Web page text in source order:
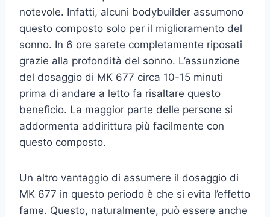
notevole. Infatti, alcuni bodybuilder assumono
questo composto solo per il miglioramento del
sonno. In 6 ore sarete completamente riposati
grazie alla profondità del sonno. L’assunzione
del dosaggio di MK 677 circa 10-15 minuti
prima di andare a letto fa risaltare questo
beneficio. La maggior parte delle persone si
addormenta addirittura più facilmente con
questo composto.
Un altro vantaggio di assumere il dosaggio di
MK 677 in questo periodo è che si evita l’effetto
fame. Questo, naturalmente, può essere anche